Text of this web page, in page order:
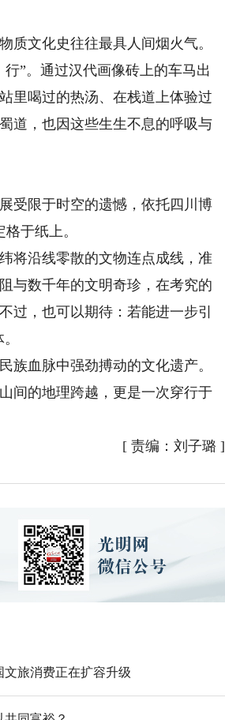
文化史往往最具人间烟火气。
”。通过汉代画像砖上的车马出
里喝过的热汤、在栈道上体验过
道，也因这些生生不息的呼吸与
限于时空的遗憾，依托四川博
于纸上。
沿线零散的文物连点成线，准
与数千年的文明奇珍，在考究的
过，也可以期待：若能进一步引
血脉中强劲搏动的文化遗产。
间的地理跨越，更是一次穿行于
[ 责编：刘子璐 ]
文旅消费正在扩容升级